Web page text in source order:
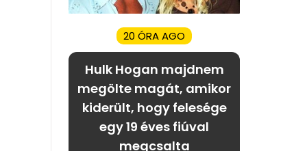
20 ÓRA AGO
Hulk Hogan majdnem
megölte magát, amikor
kiderült, hogy felesége
egy 19 éves fiúval
megcsalta